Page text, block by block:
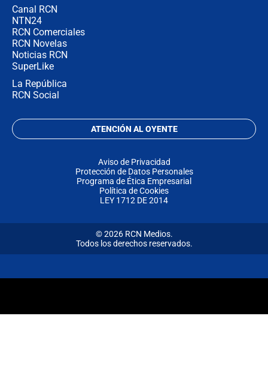
Canal RCN
NTN24
RCN Comerciales
RCN Novelas
Noticias RCN
SuperLike
La República
RCN Social
ATENCIÓN AL OYENTE
Aviso de Privacidad
Protección de Datos Personales
Programa de Ética Empresarial
Política de Cookies
LEY 1712 DE 2014
© 2026 RCN Medios.
Todos los derechos reservados.